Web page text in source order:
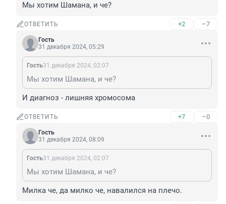
Мы хотим Шамана, и че?
ОТВЕТИТЬ +2 –7
Гость
31 декабря 2024, 05:29
Гость31 декабря 2024, 02:07
Мы хотим Шамана, и че?
И диагноз - лишняя хромосома
ОТВЕТИТЬ +7 –0
Гость
31 декабря 2024, 08:09
Гость31 декабря 2024, 02:07
Мы хотим Шамана, и че?
Милка че, да милко че, навалился на плечо.